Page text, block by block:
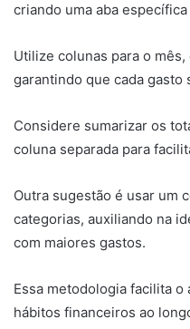
criando uma aba
Utilize colunas para o
garantindo que cada
Considere sumarizar os
coluna separada para
Outra sugestão é usar um
categorias, auxiliando na
com maiores gastos.
Essa metodologia facilita
hábitos financeiros ao